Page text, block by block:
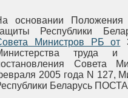
основании Положения
Республики
Министров РБ от
труда
Совета
2005 года N 127,
Беларусь